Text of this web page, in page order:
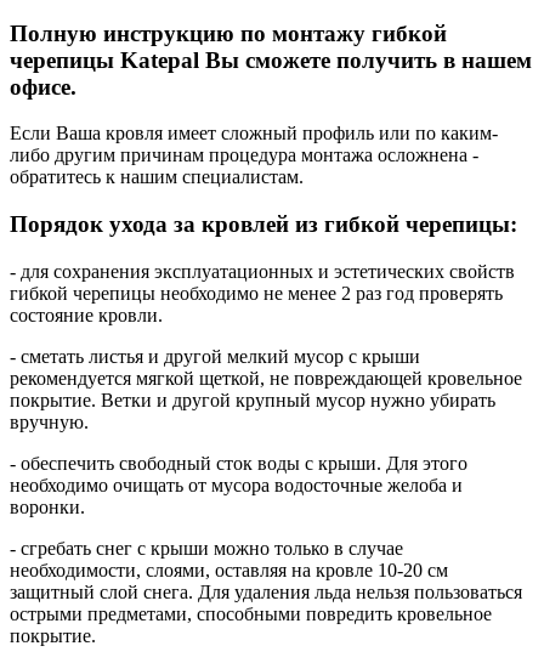
Полную инструкцию по монтажу гибкой
черепицы Katepal Вы сможете получить в нашем
офисе.
Если Ваша кровля имеет сложный профиль или по каким-
либо другим причинам процедура монтажа осложнена -
обратитесь к нашим специалистам.
Порядок ухода за кровлей из гибкой черепицы:
- для сохранения эксплуатационных и эстетических свойств
гибкой черепицы необходимо не менее 2 раз год проверять
состояние кровли.
- сметать листья и другой мелкий мусор с крыши
рекомендуется мягкой щеткой, не повреждающей кровельное
покрытие. Ветки и другой крупный мусор нужно убирать
вручную.
- обеспечить свободный сток воды с крыши. Для этого
необходимо очищать от мусора водосточные желоба и
воронки.
- сгребать снег с крыши можно только в случае
необходимости, слоями, оставляя на кровле 10-20 см
защитный слой снега. Для удаления льда нельзя пользоваться
острыми предметами, способными повредить кровельное
покрытие.